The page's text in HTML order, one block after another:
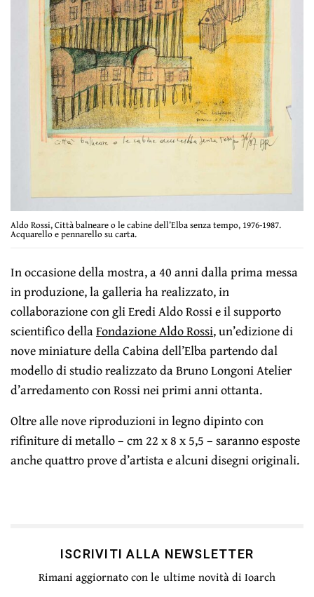
Aldo Rossi, Città balneare o le cabine dell’Elba senza tempo, 1976-1987.
Acquarello e pennarello su carta.
In occasione della mostra, a 40 anni dalla prima messa
in produzione, la galleria ha realizzato, in
collaborazione con gli Eredi Aldo Rossi e il supporto
scientifico dellaFondazione Aldo Rossi, un’edizione di
nove miniature della Cabina dell’Elba partendo dal
modello di studio realizzato da Bruno Longoni Atelier
d’arredamento con Rossi nei primi anni ottanta.
Oltre alle nove riproduzioni in legno dipinto con
rifiniture di metallo – cm 22 x 8 x 5,5 – saranno esposte
anche quattro prove d’artista e alcuni disegni originali.
ISCRIVITI ALLA NEWSLETTER
Rimani aggiornato con le ultime novità di Ioarch